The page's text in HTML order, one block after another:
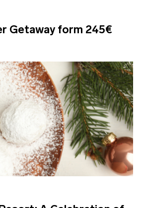
Getaway form 245€